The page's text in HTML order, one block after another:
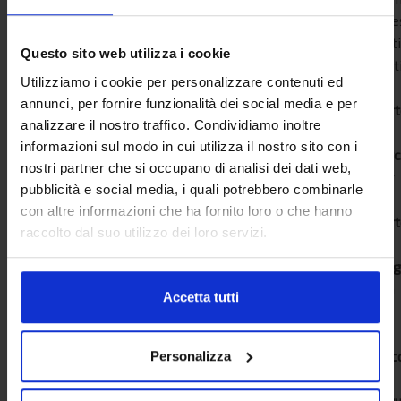
Questo sito web utilizza i cookie
Utilizziamo i cookie per personalizzare contenuti ed
annunci, per fornire funzionalità dei social media e per
analizzare il nostro traffico. Condividiamo inoltre
informazioni sul modo in cui utilizza il nostro sito con i
nostri partner che si occupano di analisi dei dati web,
pubblicità e social media, i quali potrebbero combinarle
con altre informazioni che ha fornito loro o che hanno
raccolto dal suo utilizzo dei loro servizi.
Accetta tutti
Personalizza
tuo
al